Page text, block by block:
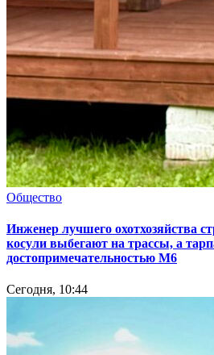
Общество
Инженер лучшего охотхозяйства
косули выбегают на трассы, а
достопримечательностью М6
Сегодня, 10:44